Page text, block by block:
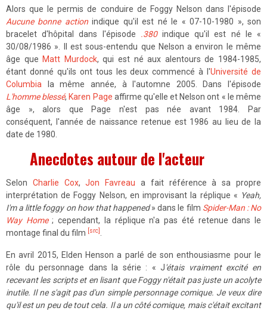
Alors que le permis de conduire de Foggy Nelson dans l'épisode
Aucune bonne actionindique qu'il est né le « 07-10-1980 », son
bracelet d'hôpital dans l'épisode .380indique qu'il est né le «
30/08/1986 ». Il est sous-entendu que Nelson a environ le même
âge que Matt Murdock, qui est né aux alentours de 1984-1985,
étant donné qu'ils ont tous les deux commencé à l'Université de
Columbia la même année, à l'automne 2005. Dans l'épisode
L'homme blessé, Karen Page affirme qu'elle et Nelson ont « le même
âge », alors que Page n'est pas née avant 1984. Par
conséquent, l'année de naissance retenue est 1986 au lieu de la
date de 1980.
Anecdotes autour de l'acteur
Selon Charlie Cox,Jon Favreau a fait référence à sa propre
interprétation de Foggy Nelson, en improvisant la réplique « Yeah,
I'm a little foggy on how that happened» dans le film Spider-Man : No
Way Home; cependant, la réplique n'a pas été retenue dans le
montage final du film [src]
En avril 2015, Elden Henson a parlé de son enthousiasme pour le
rôle du personnage dans la série : « J'étais vraiment excité en
recevant les scripts et en lisant que Foggy n'était pas juste un acolyte
inutile. Il ne s'agit pas d'un simple personnage comique. Je veux dire
qu'il est un peu de tout cela. Il a un côté comique, mais c'était excitant